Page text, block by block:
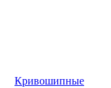
Кривошипные